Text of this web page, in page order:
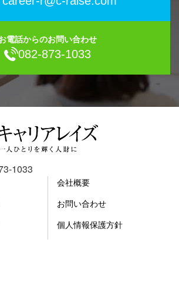
電話からのお問い合わせ
082-873-1033
1033
会社概要
お問い合わせ
個人情報保護方針